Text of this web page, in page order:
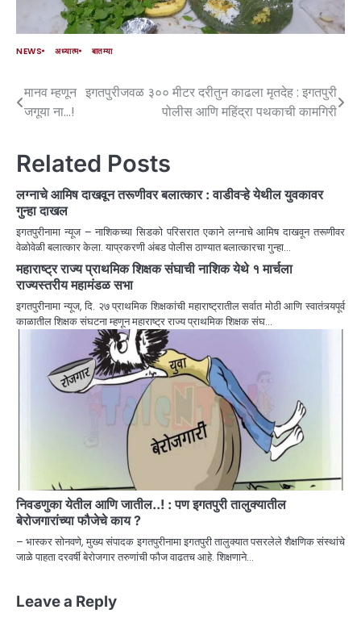
NEWS अध्यात्म बातम्या
मानव म्हणून
जगूया ना…!
इगतपुरीजवळ ३०० मीटर दरीतुन काढला मृतदेह : इगतपुरी
पोलीस आणि महिंद्रा पथकाची कामगिरी
Related Posts
लग्नाचे आमिष दाखवून तरूणीवर बलात्कार : वाडीवऱ्हे येथील युवकावर
गुन्हा दाखल
इगतपुरीनामा न्यूज – नाशिकच्या सिडको परिसरात एकाने लग्नाचे आमिष दाखवून तरूणीवर
वेळोवेळी बलात्कार केला. याप्रकरणी अंबड पोलीस ठाण्यात बलात्कारचा गुन्हा…
महाराष्ट्र राज्य प्राथमिक शिक्षक संघाची नाशिक येथे १ मार्चला
राज्यस्तरीय महामंडळ सभा
इगतपुरीनामा न्यूज, दि. २७ प्राथमिक शिक्षकांची महाराष्ट्रातील सर्वात मोठी आणि स्वातंत्र्यपूर्व
काळातील शिक्षक संघटना म्हणून महाराष्ट्र राज्य प्राथमिक शिक्षक संघ…
निवडणुका येतील आणि जातील..! : पण इगतपुरी तालुक्यातील
बेरोजगारांच्या फौजेचे काय ?
– भास्कर सोनवणे, मुख्य संपादक इगतपुरीनामा इगतपुरी तालुक्यात पसरलेले शैक्षणिक संस्थांचे
जाळे पाहता दरवर्षी बेरोजगार तरुणांची फौज वाढतच आहे. शिक्षणाने…
Leave a Reply